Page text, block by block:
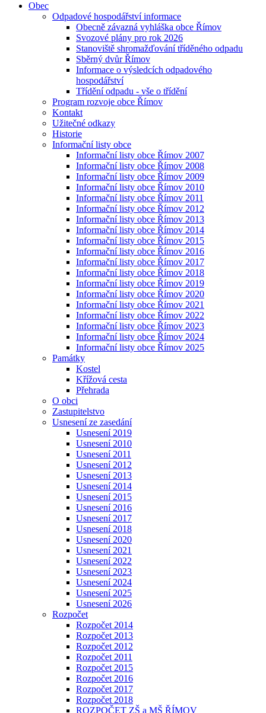
Obec
Odpadové hospodářství informace
Obecně závazná vyhláška obce Římov
Svozové plány pro rok 2026
Stanoviště shromažďování tříděného odpadu
Sběrný dvůr Římov
Informace o výsledcích odpadového
hospodářství
Třídění odpadu - vše o třídění
Program rozvoje obce Římov
Kontakt
Užitečné odkazy
Historie
Informační listy obce
Informační listy obce Římov 2007
Informační listy obce Římov 2008
Informační listy obce Římov 2009
Informační listy obce Římov 2010
Informační listy obce Římov 2011
Informační listy obce Římov 2012
Informační listy obce Římov 2013
Informační listy obce Římov 2014
Informační listy obce Římov 2015
Informační listy obce Římov 2016
Informační listy obce Římov 2017
Informační listy obce Římov 2018
Informační listy obce Římov 2019
Informační listy obce Římov 2020
Informační listy obce Římov 2021
Informační listy obce Římov 2022
Informační listy obce Římov 2023
Informační listy obce Římov 2024
Informační listy obce Římov 2025
Památky
Kostel
Křížová cesta
Přehrada
O obci
Zastupitelstvo
Usnesení ze zasedání
Usnesení 2019
Usnesení 2010
Usnesení 2011
Usnesení 2012
Usnesení 2013
Usnesení 2014
Usnesení 2015
Usnesení 2016
Usnesení 2017
Usnesení 2018
Usnesení 2020
Usnesení 2021
Usnesení 2022
Usnesení 2023
Usnesení 2024
Usnesení 2025
Usnesení 2026
Rozpočet
Rozpočet 2014
Rozpočet 2013
Rozpočet 2012
Rozpočet 2011
Rozpočet 2015
Rozpočet 2016
Rozpočet 2017
Rozpočet 2018
ROZPOČET ZŠ a MŠ ŘÍMOV